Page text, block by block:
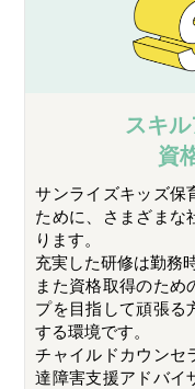
スキ
資
サンライズキッズ保
ために、さまざまな
ります。
充実した研修は勤務
また資格取得のため
プを目指して頑張る
する環境です。
チャイルドカウンセ
達障害支援アドバイ